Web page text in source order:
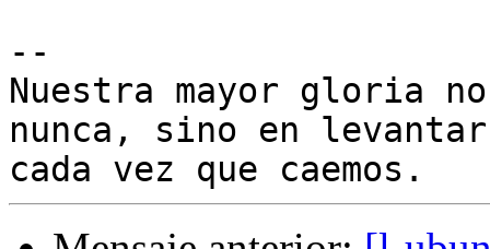
--
Nuestra mayor gloria
nunca, sino en